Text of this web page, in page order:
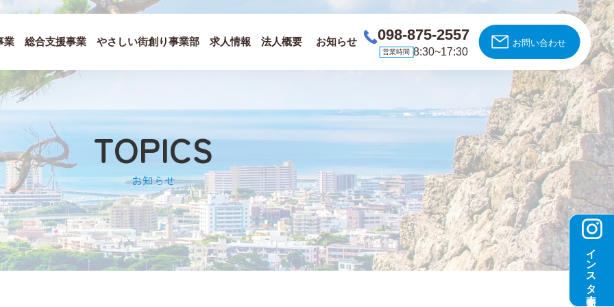
098-875-2557
営業時間 8:30~17:30
業 総合支援事業 やさしい街創り事業部 求人情報 法人概要 お知らせ お問い合わせ
インスタ更新中！
TOPICS
お知らせ